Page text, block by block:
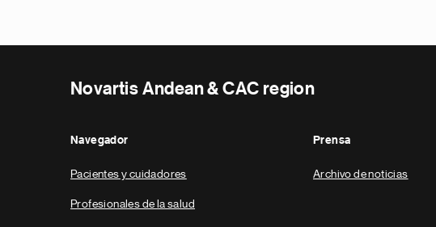
Novartis Andean & CAC region
Navegador
Pacientes y cuidadores
Profesionales de la salud
Prensa
Archivo de noticias